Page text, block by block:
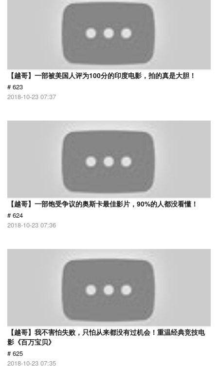
【越哥】一部被美国人评为100分的印度电影，拍的真是大胆！
# 623
2018-10-23 07:37
【越哥】一部饱受争议的奥斯卡最佳影片，90%的人都没看懂！
# 624
2018-10-23 07:36
【越哥】我不害怕失败，只怕从来都没有过机会！重温经典竞技电
影《百万宝贝》
# 625
2018-10-23 07:35